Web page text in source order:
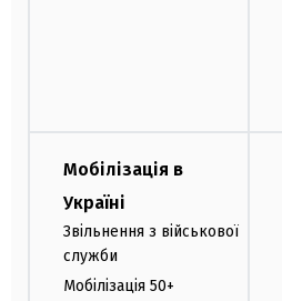
Мобілізація в
Україні
Звільнення з військової
служби
Мобілізація 50+